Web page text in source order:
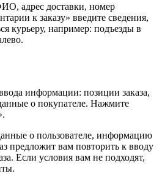
адрес доставки, номер
к заказу» введите сведения,
курьеру, например: подъезды в
информации: позиции заказа,
о покупателе. Нажмите
о пользователе, информацию
предложит вам повторить к вводу
Если условия вам не подходят,